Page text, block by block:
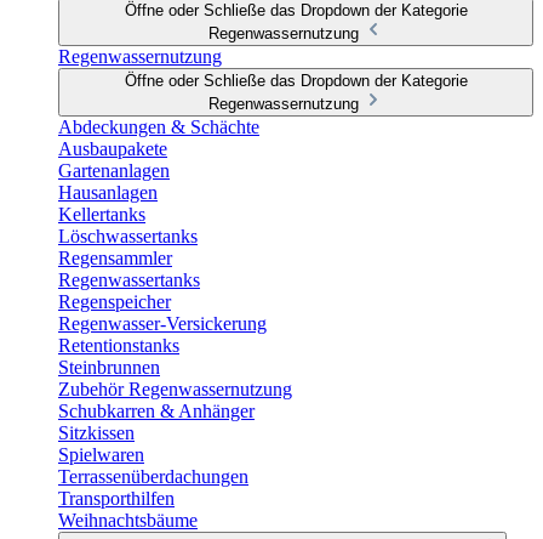
Öffne oder Schließe das Dropdown der Kategorie
Regenwassernutzung
Regenwassernutzung
Öffne oder Schließe das Dropdown der Kategorie
Regenwassernutzung
Abdeckungen & Schächte
Ausbaupakete
Gartenanlagen
Hausanlagen
Kellertanks
Löschwassertanks
Regensammler
Regenwassertanks
Regenspeicher
Regenwasser-Versickerung
Retentionstanks
Steinbrunnen
Zubehör Regenwassernutzung
Schubkarren & Anhänger
Sitzkissen
Spielwaren
Terrassenüberdachungen
Transporthilfen
Weihnachtsbäume